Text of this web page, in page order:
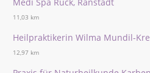
11,03 km
Heilpraktikerin Wilma Mundil-
12,97 km